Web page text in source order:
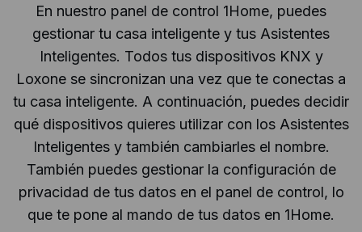
En nuestro panel de control 1Home, puedes
gestionar tu casa inteligente y tus Asistentes
Inteligentes. Todos tus dispositivos KNX y
Loxone se sincronizan una vez que te conectas a
tu casa inteligente. A continuación, puedes decidir
qué dispositivos quieres utilizar con los Asistentes
Inteligentes y también cambiarles el nombre.
También puedes gestionar la configuración de
privacidad de tus datos en el panel de control, lo
que te pone al mando de tus datos en 1Home.